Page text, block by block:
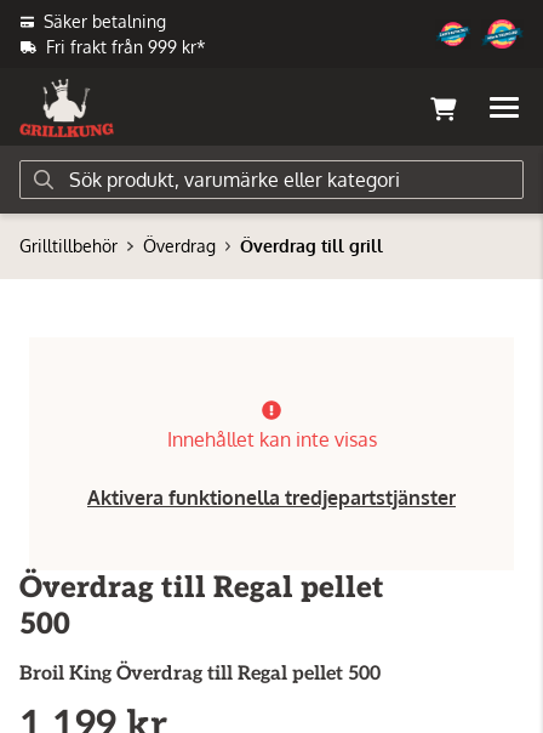
Säker betalning
Fri frakt från 999 kr*
Grilltillbehör Överdrag Överdrag till grill
Innehållet kan inte visas
Aktivera funktionella tredjepartstjänster
Överdrag till Regal pellet
500
Broil King Överdrag till Regal pellet 500